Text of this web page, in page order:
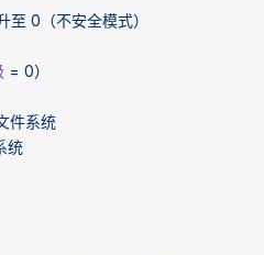
至 0（不安全模式）
= 0）
件系统
统